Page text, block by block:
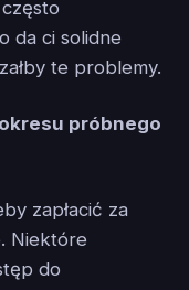
da ci solidne
te problemy.
próbnego
zapłacić za
Niektóre
do